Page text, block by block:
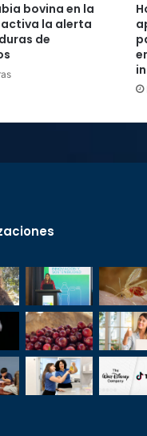
bovina en la
la alerta
de